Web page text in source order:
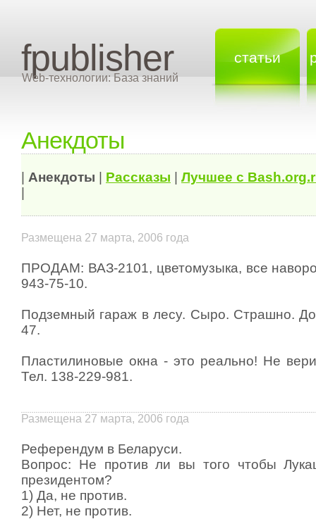
fpublisher
Web-технологии: База знаний
статьи
Анекдоты
Анекдоты Рассказы
Лучшее с
Размещена 27 марта, 2006 года
ПРОДАМ: ВАЗ-2101, цветомyзыка, все
943-75-10.
Подземный гаpаж в лесy. Сыpо. Стpашно.
47.
Пластилиновые окна - это pеально! Hе
Тел. 138-229-981.
Размещена 27 марта, 2006 года
Референдум в Беларуси.
Вопрос: Не против ли вы того чтобы
президентом?
1) Да, не против.
2) Нет, не против.